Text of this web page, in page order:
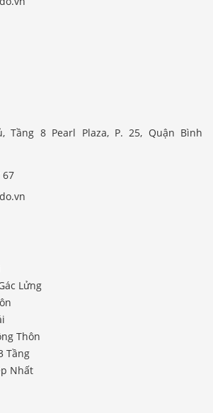
Tầng 8 Pearl Plaza, P. 25, Quận Bình
67
Lửng
Thôn
Tầng
Nhất